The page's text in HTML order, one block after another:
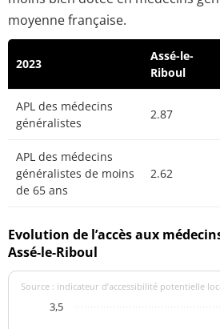
moyenne française.
2023
Assé-le-
Riboul
APL des médecins
généralistes
2.87
APL des médecins
généralistes de moins
de 65 ans
2.62
Evolution de l’accès aux
Assé-le-Riboul
Source : indicateur d’accessibilité potentielle
3,5